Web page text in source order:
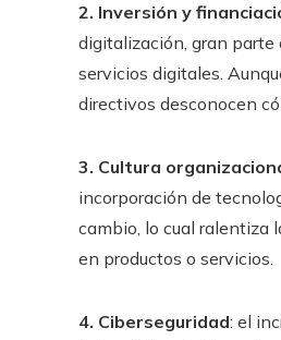
2. Inversión y
digitalización, gran
servicios digitales.
directivos desconocen
3. Cultura
incorporación de
cambio, lo cual ralentiza
en productos o servicios.
4. Ciberseguridad: el